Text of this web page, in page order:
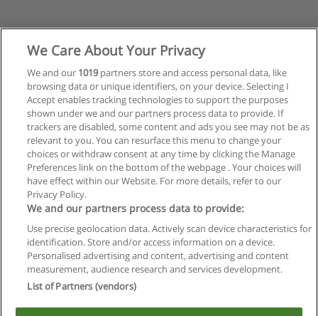
Privacidad de datos
Contactar con Educaedu
Copyright © Educaedu Business S.L. - CIF : B-95610580: -
We Care About Your Privacy
We and our 1019partners store and access personal data, like
browsing data or unique identifiers, on your device. Selecting I
Accept enables tracking technologies to support the purposes
shown under we and our partners process data to provide. If
trackers are disabled, some content and ads you see may not be as
relevant to you. You can resurface this menu to change your
choices or withdraw consent at any time by clicking the Manage
Preferences link on the bottom of the webpage . Your choices will
have effect within our Website. For more details, refer to our
Privacy Policy.
We and our partners process data to provide:
Use precise geolocation data. Actively scan device characteristics for
identification. Store and/or access information on a device.
Personalised advertising and content, advertising and content
measurement, audience research and services development.
List of Partners (vendors)